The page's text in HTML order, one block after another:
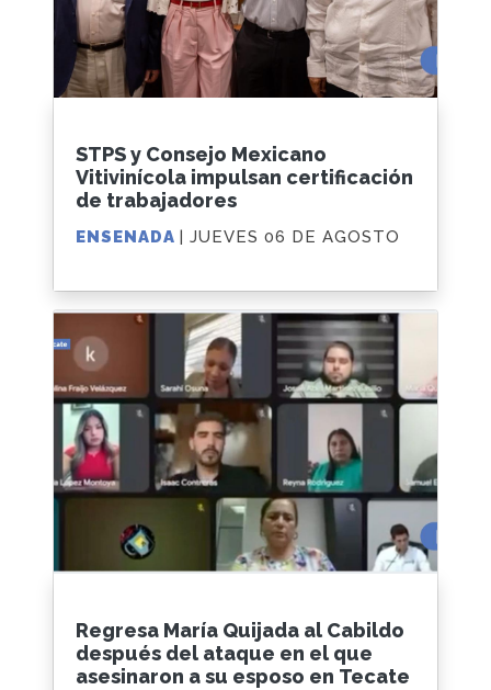
STPS y Consejo Mexicano
Vitivinícola impulsan certificación
de trabajadores
ENSENADA | JUEVES 06 DE AGOSTO
Regresa María Quijada al Cabildo
después del ataque en el que
asesinaron a su esposo en Tecate